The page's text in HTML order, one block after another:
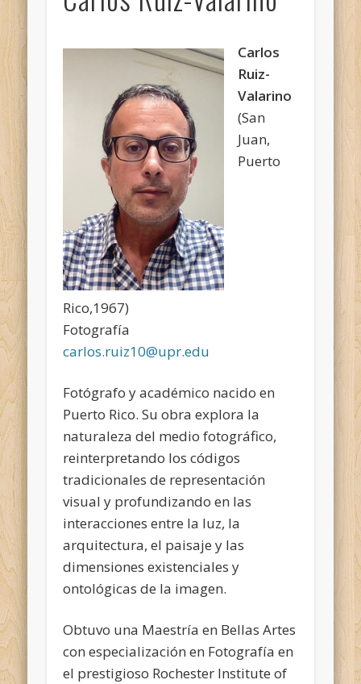
Carlos
Ruiz-
Valarino
(San
Juan,
Puerto
Rico,1967)
Fotografía
carlos.ruiz10@upr.edu
Fotógrafo y académico nacido en
Puerto Rico. Su obra explora la
naturaleza del medio fotográfico,
reinterpretando los códigos
tradicionales de representación
visual y profundizando en las
interacciones entre la luz, la
arquitectura, el paisaje y las
dimensiones existenciales y
ontológicas de la imagen.
Obtuvo una Maestría en Bellas Artes
con especialización en Fotografía en
el prestigioso Rochester Institute of